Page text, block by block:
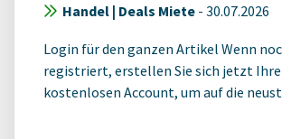
Handel | Deals Miete - 30.07.2026
Login für den ganzen Artikel Wenn
registriert, erstellen Sie sich jetzt
kostenlosen Account, um auf die